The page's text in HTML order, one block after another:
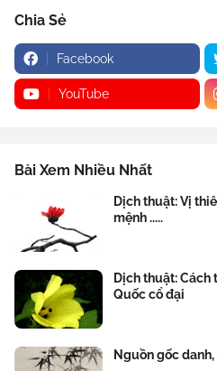
Chia Sẻ
Facebook
YouTube
Bài Xem Nhiều Nhất
Dịch thuật: Vị
mệnh .....
Dịch thuật:
Quốc cổ đại
Nguồn gốc